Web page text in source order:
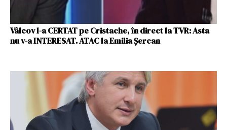
Vâlcov l-a CERTAT pe Cristache, în direct la TVR: Asta
nu v-a INTERESAT. ATAC la Emilia Șercan